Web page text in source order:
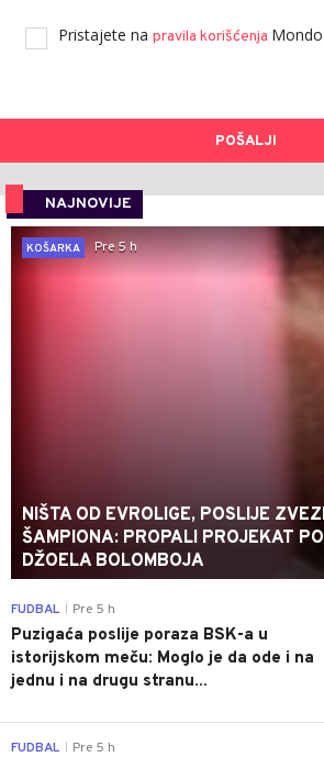
Pristajete na pravila korišćenja
POŠALJI
NAJNOVIJE
KOŠARKA
Pre 5 h
NIŠTA OD EVROLIGE, POSLIJE
ŠAMPIONA: PROPALI PROJEKAT
DŽOELA BOLOMBOJA
FUDBAL Pre 5 h
Puzigaća poslije poraza BSK-a u
istorijskom meču: Moglo je da ode i na
jednu i na drugu stranu...
FUDBAL Pre 5 h